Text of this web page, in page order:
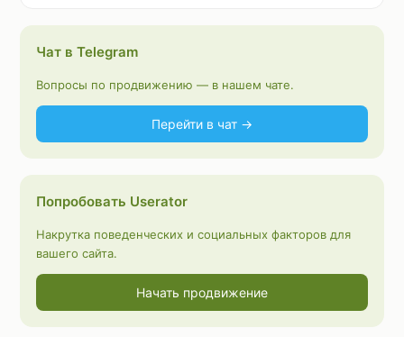
Чат в Telegram
Вопросы по продвижению — в нашем чате.
Перейти в чат →
Попробовать Userator
Накрутка поведенческих и социальных факторов для
вашего сайта.
Начать продвижение